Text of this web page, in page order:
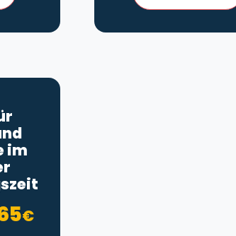
im
€Preisspanne: 875€